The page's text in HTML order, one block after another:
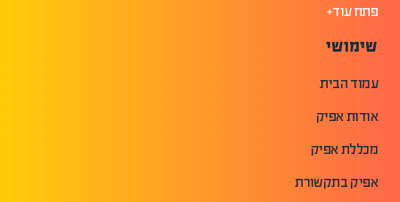
פתח עוד+
שימושי
עמוד הבית
אודות אפיק
מכללת אפיק
אפיק בתקשורת